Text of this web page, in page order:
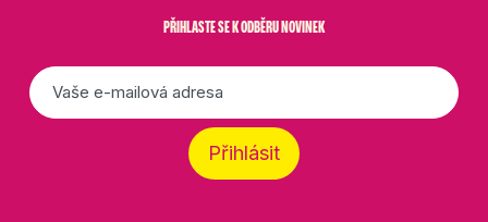
PŘIHLASTE SE K ODBĚRU NOVINEK
E-
mail
Přihlásit